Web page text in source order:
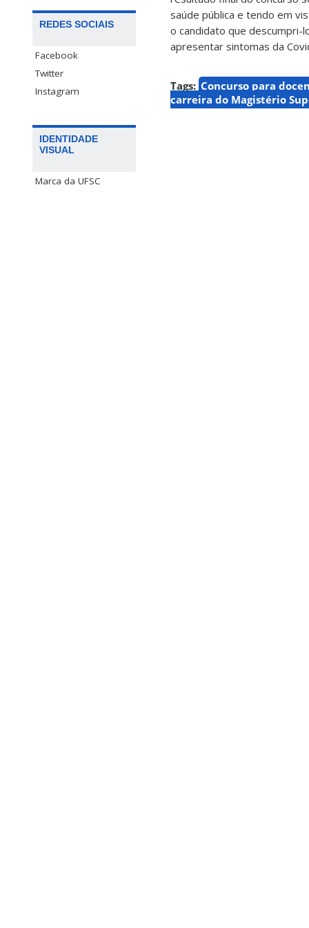
REDES SOCIAIS
Facebook
Twitter
Instagram
IDENTIDADE
VISUAL
Marca da UFSC
saúde pública e tendo em
o candidato que descumpri-
apresentar sintomas da
Tags: Concurso para
carreira do Magistério